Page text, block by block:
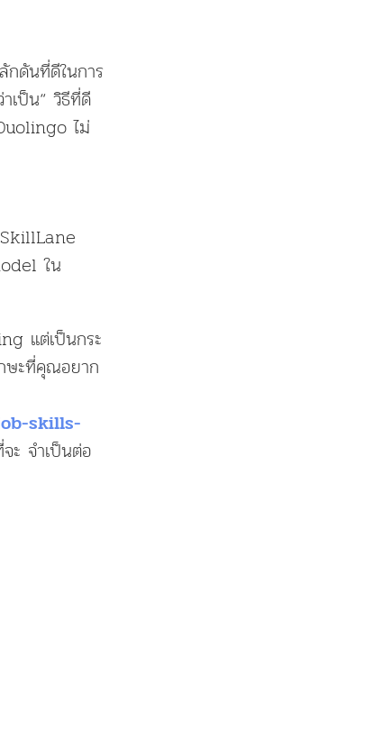
กดันที่ดีในการ
เป็น“ วิธีที่ดี
ไม่
SkillLane
ใน
แต่เป็นกระ
ษะที่คุณอยาก
skills-
ะ จำเป็นต่อ